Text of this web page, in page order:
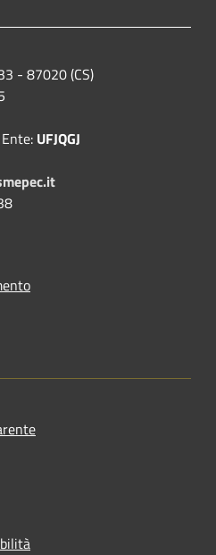
- 87020 (CS)
UFJQGJ